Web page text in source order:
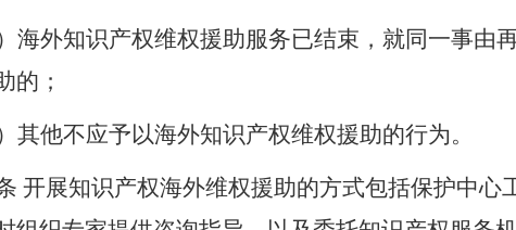
海外知识产权维权援助服务已结束 ， 就同一事由
的；
其他不应予以海外知识产权维权援助的行为。
开展知识产权海外维权援助的方式包括保护中心